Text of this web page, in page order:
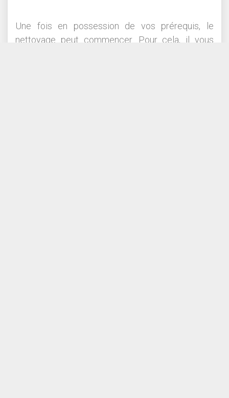
Une fois en possession de vos prérequis, le
nettoyage peut commencer. Pour cela, il vous